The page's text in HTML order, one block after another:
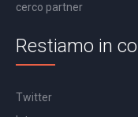
cerco partner
Restiamo in
Twitter